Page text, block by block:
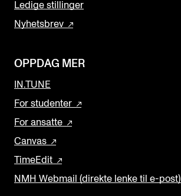
Ledige stillinger
Nyhetsbrev
OPPDAG MER
IN.TUNE
For studenter
For ansatte
Canvas
TimeEdit
NMH Webmail (direkte lenke til e-post)